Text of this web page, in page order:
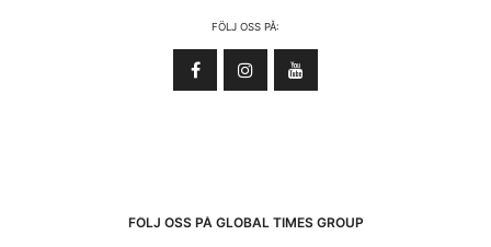
FÖLJ OSS PÅ:
FÖLJ OSS PÅ GLOBAL TIMES GROUP